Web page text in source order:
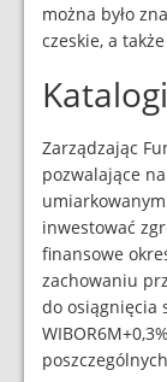
można było
czeskie, a
Zarządzając
pozwalające
inwestować
finansowe
zachowaniu
do osiągnięcia